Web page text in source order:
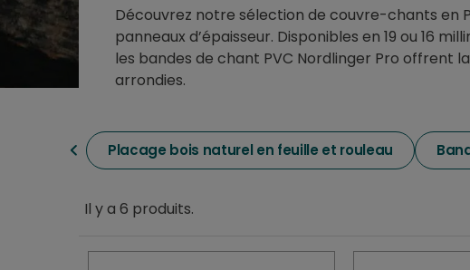
Découvrez notre sélection de couvre-chants en
panneaux d’épaisseur. Disponibles en 19 ou 16
les bandes de chant PVC Nordlinger Pro offrent
arrondies.
Placage bois naturel en feuille et rouleau
Il y a 6 produits.